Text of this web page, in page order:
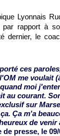
Lyonnais
rapport à
dernier, le
ces
me voulait
moi
au courant.
sur
Ça m'a
de
presse, le 09/